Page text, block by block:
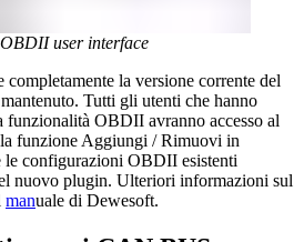
user interface
la versione corrente del
Tutti gli utenti che hanno
funzionalità OBDII avranno accesso al
funzione Aggiungi / Rimuovi in
le configurazioni OBDII esistenti
nuovo plugin. Ulteriori informazioni sul
manuale di Dewesoft.